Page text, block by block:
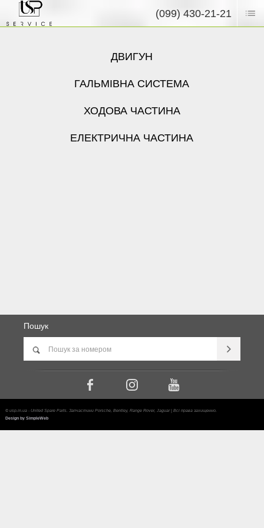
(099) 430-21-21
ДВИГУН
ГАЛЬМІВНА СИСТЕМА
ХОДОВА ЧАСТИНА
ЕЛЕКТРИЧНА ЧАСТИНА
Пошук
© usp.in.ua - United Spare Parts. Запчастини Porsche, Bentley, Range Rover, Jaguar | Всі права захищенно.
Design by SimpleWeb